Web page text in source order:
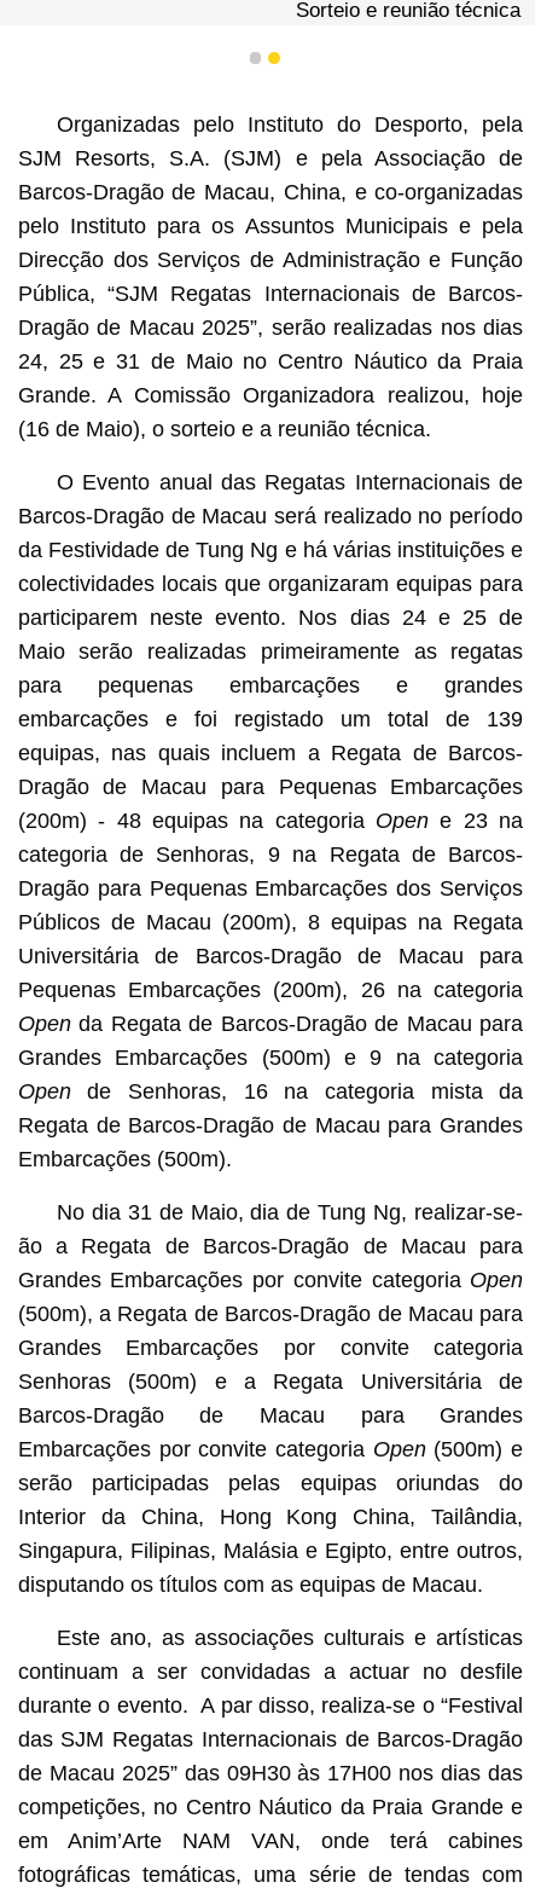
Sorteio e reunião técnica
1 2
Organizadas pelo Instituto do Desporto, pela
SJM Resorts, S.A. (SJM) e pela Associação de
Barcos-Dragão de Macau, China, e co-organizadas
pelo Instituto para os Assuntos Municipais e pela
Direcção dos Serviços de Administração e Função
Pública, “SJM Regatas Internacionais de Barcos-
Dragão de Macau 2025”, serão realizadas nos dias
24, 25 e 31 de Maio no Centro Náutico da Praia
Grande. A Comissão Organizadora realizou, hoje
(16 de Maio), o sorteio e a reunião técnica.
O Evento anual das Regatas Internacionais de
Barcos-Dragão de Macau será realizado no período
da Festividade de Tung Ng e há várias instituições e
colectividades locais que organizaram equipas para
participarem neste evento. Nos dias 24 e 25 de
Maio serão realizadas primeiramente as regatas
para pequenas embarcações e grandes
embarcações e foi registado um total de 139
equipas, nas quais incluem a Regata de Barcos-
Dragão de Macau para Pequenas Embarcações
(200m) - 48 equipas na categoria Open e 23 na
categoria de Senhoras, 9 na Regata de Barcos-
Dragão para Pequenas Embarcações dos Serviços
Públicos de Macau (200m), 8 equipas na Regata
Universitária de Barcos-Dragão de Macau para
Pequenas Embarcações (200m), 26 na categoria
Openda Regata de Barcos-Dragão de Macau para
Grandes Embarcações (500m) e 9 na categoria
Opende Senhoras, 16 na categoria mista da
Regata de Barcos-Dragão de Macau para Grandes
Embarcações (500m).
No dia 31 de Maio, dia de Tung Ng, realizar-se-
ão a Regata de Barcos-Dragão de Macau para
Grandes Embarcações por convite categoria Open
(500m), a Regata de Barcos-Dragão de Macau para
Grandes Embarcações por convite categoria
Senhoras (500m) e a Regata Universitária de
Barcos-Dragão de Macau para Grandes
Embarcações por convite categoria Open(500m) e
serão participadas pelas equipas oriundas do
Interior da China, Hong Kong China, Tailândia,
Singapura, Filipinas, Malásia e Egipto, entre outros,
disputando os títulos com as equipas de Macau.
Este ano, as associações culturais e artísticas
continuam a ser convidadas a actuar no desfile
durante o evento. A par disso, realiza-se o “Festival
das SJM Regatas Internacionais de Barcos-Dragão
de Macau 2025” das 09H30 às 17H00 nos dias das
competições, no Centro Náutico da Praia Grande e
em Anim’Arte NAM VAN, onde terá cabines
fotográficas temáticas, uma série de tendas com